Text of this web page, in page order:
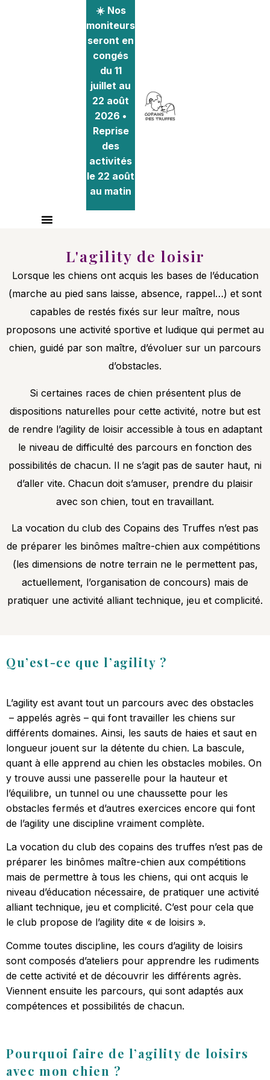
☀️ Nos
moniteurs
seront en
congés
du 11
juillet au
22 août
2026 •
Reprise
des
activités
le 22 août
au matin
L'agility de loisir
Lorsque les chiens ont acquis les bases de l’éducation
(marche au pied sans laisse, absence, rappel…) et sont
capables de restés fixés sur leur maître, nous
proposons une activité sportive et ludique qui permet au
chien, guidé par son maître, d’évoluer sur un parcours
d’obstacles.
Si certaines races de chien présentent plus de
dispositions naturelles pour cette activité, notre but est
de rendre l’agility de loisir accessible à tous en adaptant
le niveau de difficulté des parcours en fonction des
possibilités de chacun. Il ne s’agit pas de sauter haut, ni
d’aller vite. Chacun doit s’amuser, prendre du plaisir
avec son chien, tout en travaillant.
La vocation du club des Copains des Truffes n’est pas
de préparer les binômes maître-chien aux compétitions
(les dimensions de notre terrain ne le permettent pas,
actuellement, l’organisation de concours) mais de
pratiquer une activité alliant technique, jeu et complicité.
Qu’est-ce que l’agility ?
L’agility est avant tout un parcours avec des obstacles
– appelés agrès – qui font travailler les chiens sur
différents domaines. Ainsi, les sauts de haies et saut en
longueur jouent sur la détente du chien. La bascule,
quant à elle apprend au chien les obstacles mobiles. On
y trouve aussi une passerelle pour la hauteur et
l’équilibre, un tunnel ou une chaussette pour les
obstacles fermés et d’autres exercices encore qui font
de l’agility une discipline vraiment complète.
La vocation du club des copains des truffes n’est pas de
préparer les binômes maître-chien aux compétitions
mais de permettre à tous les chiens, qui ont acquis le
niveau d’éducation nécessaire, de pratiquer une activité
alliant technique, jeu et complicité. C’est pour cela que
le club propose de l’agility dite « de loisirs ».
Comme toutes discipline, les cours d’agility de loisirs
sont composés d’ateliers pour apprendre les rudiments
de cette activité et de découvrir les différents agrès.
Viennent ensuite les parcours, qui sont adaptés aux
compétences et possibilités de chacun.
Pourquoi faire de l’agility de loisirs
avec mon chien ?